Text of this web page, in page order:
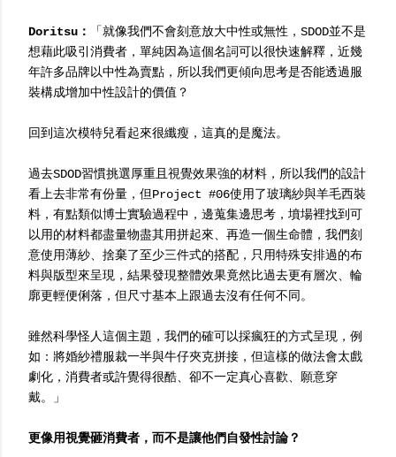
Doritsu：
「就像我們不會刻意放大中性或無性，SDOD並不是
想藉此吸引消費者，單純因為這個名詞可以很快速解釋，近幾
年許多品牌以中性為賣點，所以我們更傾向思考是否能透過服
裝構成增加中性設計的價值？
回到這次模特兒看起來很纖瘦，這真的是魔法。
過去SDOD習慣挑選厚重且視覺效果強的材料，所以我們的設計
看上去非常有份量，但Project #06使用了玻璃紗與羊毛西裝
料，有點類似博士實驗過程中，邊蒐集邊思考，墳場裡找到可
以用的材料都盡量物盡其用拼起來、再造一個生命體，我們刻
意使用薄紗、捨棄了至少三件式的搭配，只用特殊安排過的布
料與版型來呈現，結果發現整體效果竟然比過去更有層次、輪
廓更輕便俐落，但尺寸基本上跟過去沒有任何不同。
雖然科學怪人這個主題，我們的確可以採瘋狂的方式呈現，例
如：將婚紗禮服裁一半與牛仔夾克拼接，但這樣的做法會太戲
劇化，消費者或許覺得很酷、卻不一定真心喜歡、願意穿
戴。」
更像用視覺砸消費者，而不是讓他們自發性討論？